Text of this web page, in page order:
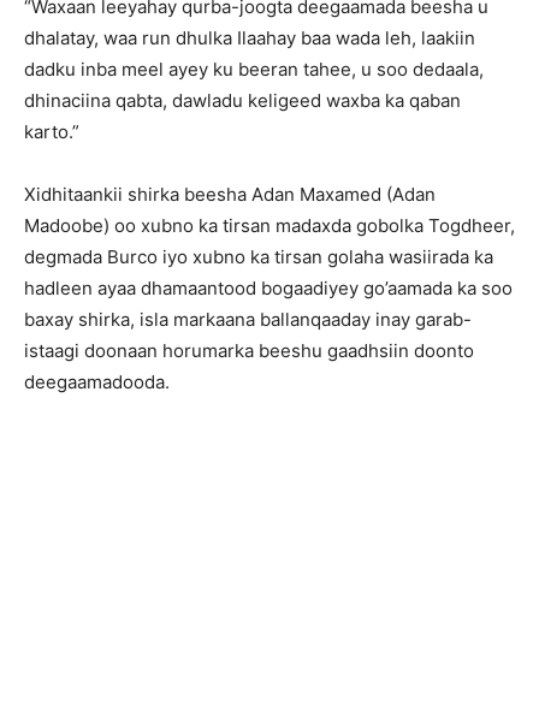
“Waxaan leeyahay qurba-joogta deegaamada beesha u
dhalatay, waa run dhulka Ilaahay baa wada leh, laakiin
dadku inba meel ayey ku beeran tahee, u soo dedaala,
dhinaciina qabta, dawladu keligeed waxba ka qaban
karto.”
Xidhitaankii shirka beesha Adan Maxamed (Adan
Madoobe) oo xubno ka tirsan madaxda gobolka Togdheer,
degmada Burco iyo xubno ka tirsan golaha wasiirada ka
hadleen ayaa dhamaantood bogaadiyey go’aamada ka soo
baxay shirka, isla markaana ballanqaaday inay garab-
istaagi doonaan horumarka beeshu gaadhsiin doonto
deegaamadooda.